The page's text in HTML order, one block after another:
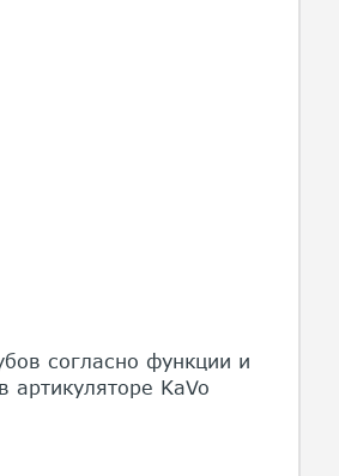
согласно функции и
артикуляторе KaVo